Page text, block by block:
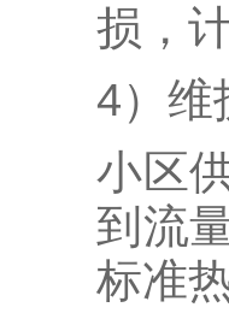
损，
4）维
小区
到流
标准